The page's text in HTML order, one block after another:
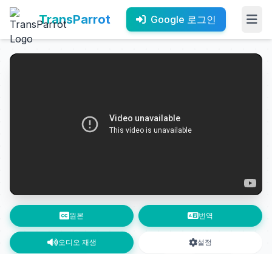
TransParrot Google 로그인
원본 번역
오디오 재생 설정